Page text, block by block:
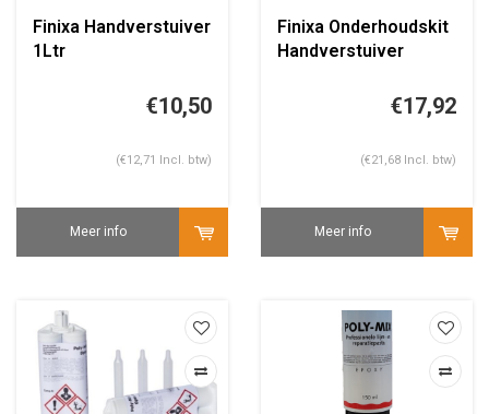
Finixa Handverstuiver
1Ltr
€10,50
(€12,71 Incl. btw)
Meer info
Finixa Onderhoudskit
Handverstuiver
€17,92
(€21,68 Incl. btw)
Meer info